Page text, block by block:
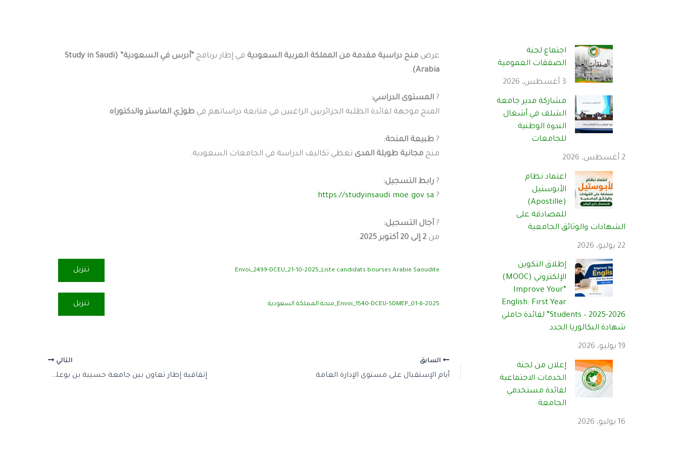
اجتماع لجنة
الصفقات العمومية
3 أغسطس، 2026
مشاركة مدير جامعة
الشلف في أشغال
الندوة الوطنية
للجامعات
2 أغسطس، 2026
اعتماد نظام
الأبوستيل
(Apostille)
للمصادقة على
الشهادات والوثائق الجامعية
22 يوليو، 2026
إطلاق التكوين
الإلكتروني (MOOC)
“Improve Your
English: First Year
Students – 2025-2026” لفائدة حاملي
شهادة البكالوريا الجدد
19 يوليو، 2026
إعلان من لجنة
الخدمات الاجتماعية
لفائدة مستخدمي
الجامعة
16 يوليو، 2026
عرضمنح دراسية مقدمة من المملكة العربية السعودية في إطار برنامج
“أدرس في السعودية” (Study in Saudi
Arabia)
.
?المستوى الدراسي:
المنح موجهة لفائدة الطلبة الجزائريين الراغبين في متابعة دراساتهم فيطورَي الماستر والدكتوراه.
?طبيعة المنحة:
منحمجانية طويلة المدى تغطي تكاليف الدراسة في الجامعات السعودية.
?رابط التسجيل:
?
https://studyinsaudi.moe.gov.sa
?آجال التسجيل:
من2 إلى 20 أكتوبر 2025 .
Envoi_2499-DCEU_21-10-2025_Liste candidats bourses Arabie Saoudite تنزيل
Envoi_1540-DCEU-SDMEP_01-6-2025_منحة المملكة السعودية تنزيل
السابق
أيام الإستقبال على مستوى الإدارة العامة
التالي
إتفاقية إطار تعاون بين جامعة حسيبة بن بوعلي الشلف وجامعة الجزائر 3